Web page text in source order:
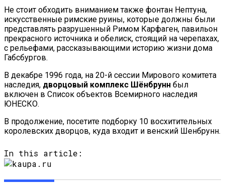
Не стоит обходить вниманием также фонтан Нептуна,
искусственные римские руины, которые должны были
представлять разрушенный Римом Карфаген, павильон
прекрасного источника и обелиск, стоящий на черепахах,
с рельефами, рассказывающими историю жизни дома
Габсбургов.
В декабре 1996 года, на 20-й сессии Мирового комитета
наследия, дворцовый комплекс Шёнбрунн был
включен в Список объектов Всемирного наследия
ЮНЕСКО.
В продолжение, посетите подборку 10 восхитительных
королевских дворцов, куда входит и венский Шенбрунн.
In this article: